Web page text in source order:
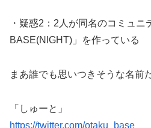
・疑惑2：2人が同名のコミュニ
BASE(NIGHT)」を作っている
まあ誰でも思いつきそうな名前
「しゅーと」
https://twitter.com/otaku_base